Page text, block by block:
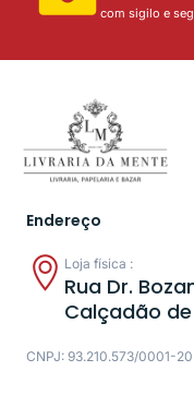
com sigilo e
Endereço
Loja física :
Rua Dr.
Calçadão
CNPJ: 93.210.573/0001-20